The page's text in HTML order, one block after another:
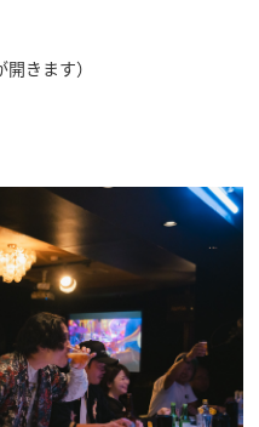
きます）